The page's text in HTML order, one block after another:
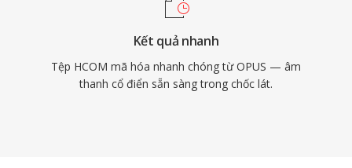
Kết quả nhanh
Tệp HCOM mã hóa nhanh chóng từ OPUS — âm
thanh cổ điển sẵn sàng trong chốc lát.